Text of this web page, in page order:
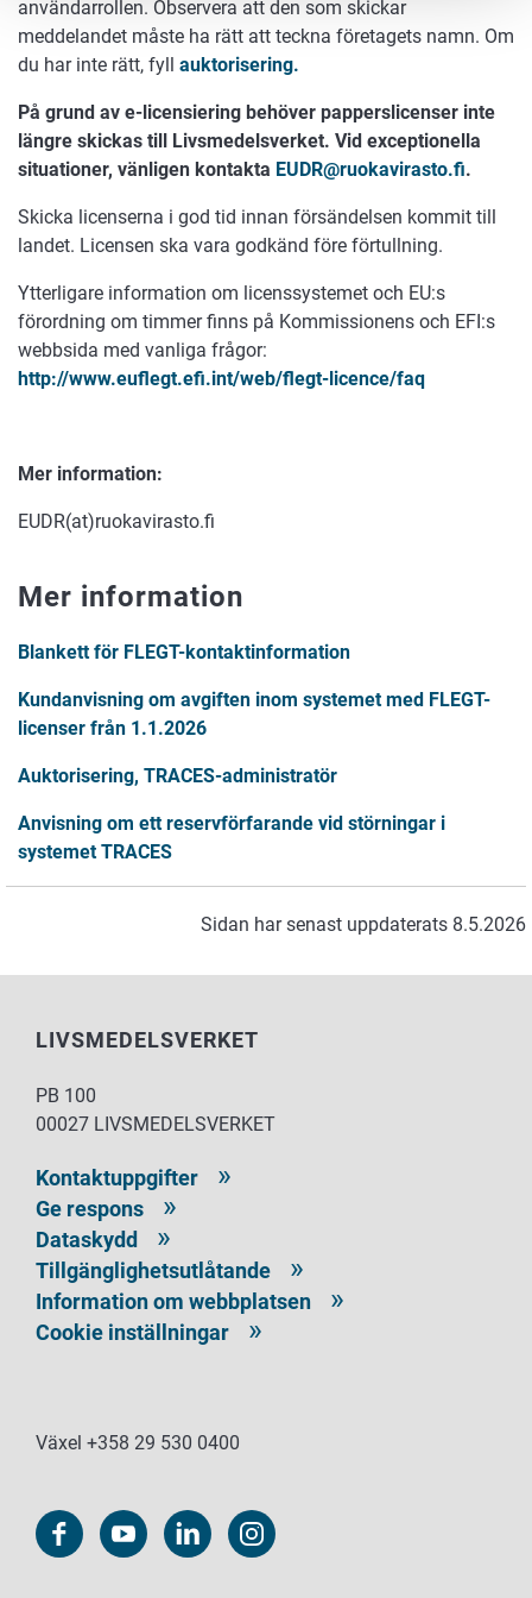
användarrollen. Observera att den som skickar
meddelandet måste ha rätt att teckna företagets namn. Om
du har inte rätt, fyll auktorisering.
På grund av e-licensiering behöver papperslicenser inte
längre skickas till Livsmedelsverket. Vid exceptionella
situationer, vänligen kontakta EUDR@ruokavirasto.fi.
Skicka licenserna i god tid innan försändelsen kommit till
landet. Licensen ska vara godkänd före förtullning.
Ytterligare information om licenssystemet och EU:s
förordning om timmer finns på Kommissionens och EFI:s
webbsida med vanliga frågor:
http://www.euflegt.efi.int/web/flegt-licence/faq
Mer information:
EUDR(at)ruokavirasto.fi
Mer information
Blankett för FLEGT-kontaktinformation
Kundanvisning om avgiften inom systemet med FLEGT-
licenser från 1.1.2026
Auktorisering, TRACES-administratör
Anvisning om ett reservförfarande vid störningar i
systemet TRACES
Sidan har senast uppdaterats 8.5.2026
LIVSMEDELSVERKET
PB 100
00027 LIVSMEDELSVERKET
Kontaktuppgifter
Ge respons
Dataskydd
Tillgänglighetsutlåtande
Information om webbplatsen
Cookie inställningar
Växel +358 29 530 0400